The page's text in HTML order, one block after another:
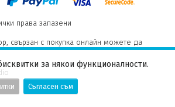
права запазени
свързан с покупка онлайн можете да
за някои функционалности.
Съгласен съм